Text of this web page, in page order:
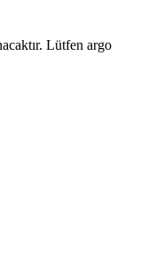
Lütfen argo